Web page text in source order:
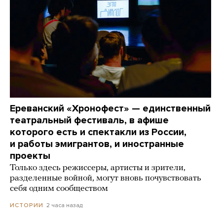
Ереванский «Хронофест» — единственный
театральный фестиваль, в афише
которого есть и спектакли из России,
и работы эмигрантов, и иностранные
проекты
Только здесь режиссеры, артисты и зрители,
разделенные войной, могут вновь почувствовать
себя одним сообществом
ИСТОРИИ 2 часа назад